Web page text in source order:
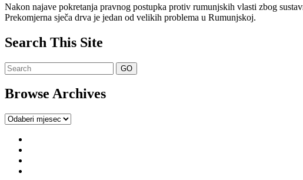
Nakon najave pokretanja pravnog postupka protiv rumunjskih vlasti zbog
Prekomjerna sječa drva je jedan od velikih problema u Rumunjskoj.
Search This Site
Browse Archives
Browse